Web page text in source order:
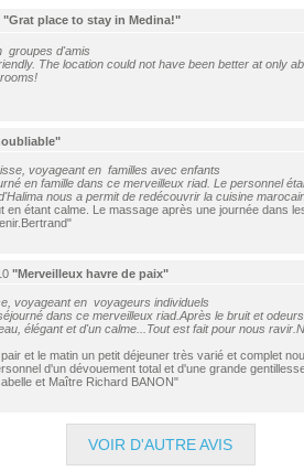
"Grat place to stay in Medina!"
groupes d'amis
The location could not have been better at only
voyageant en familles avec enfants
en famille dans ce merveilleux riad. Le personnel
nous a permit de redécouvrir la cuisine
en étant calme. Le massage après une journée dans
"Merveilleux havre de paix"
voyageant en voyageurs individuels
dans ce merveilleux riad.Après le bruit et
élégant et d'un calme...Tout est fait pour nous
et le matin un petit déjeuner très varié et complet
d'un dévouement total et d'une grande
et Maître Richard BANON"
VOIR D'AUTRE AVIS